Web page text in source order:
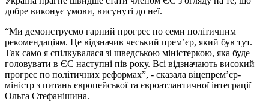
добре виконує умови, висунуті до неї.
“Ми демонструємо гарний прогрес по семи політичним
рекомендаціям. Це відзначив чеський прем’єр, який був тут.
Так само я спілкувалася зі шведською міністеркою, яка буде
головувати в ЄС наступні пів року. Всі відзначають високий
прогрес по політичних реформах”, - сказала віцепрем’єр-
міністр з питань європейської та євроатлантичної інтеграції
Ольга Стефанішина.